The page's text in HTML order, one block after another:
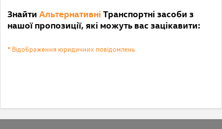
Знайти Альтернативні Транспортні засоби з
нашої пропозиції, які можуть вас зацікавити:
* Відображення юридичних повідомлень